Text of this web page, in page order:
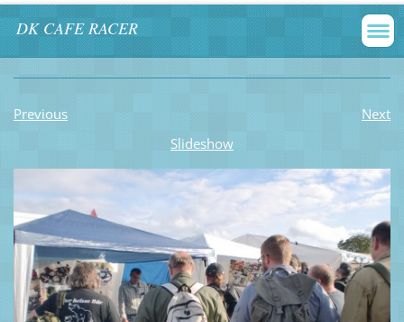
DK CAFE RACER
Previous
Next
Slideshow